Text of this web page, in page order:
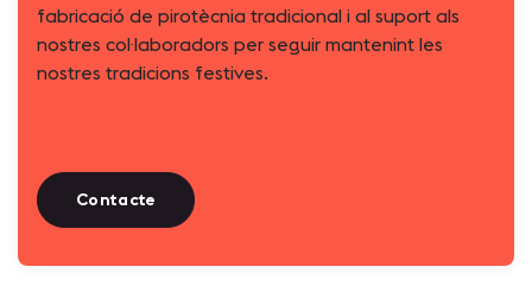
fabricació de pirotècnia tradicional i al suport als
nostres col·laboradors per seguir mantenint les
nostres tradicions festives.
Contacte